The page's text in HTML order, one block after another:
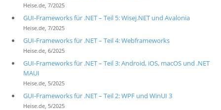
Heise.de, 7/2025
GUI-Frameworks für .NET – Teil 5: Wisej.NET und Avalonia
Heise.de, 7/2025
GUI-Frameworks für .NET – Teil 4: Webframeworks
Heise.de, 6/2025
GUI-Frameworks für .NET – Teil 3: Android, iOS, macOS und .NET
MAUI
Heise.de, 5/2025
GUI-Frameworks für .NET – Teil 2: WPF und WinUI 3
Heise.de, 5/2025